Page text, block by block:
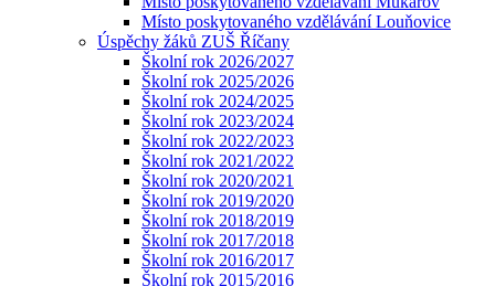
Místo poskytovaného vzdělávání Louňovice
Úspěchy žáků ZUŠ Říčany
Školní rok 2026/2027
Školní rok 2025/2026
Školní rok 2024/2025
Školní rok 2023/2024
Školní rok 2022/2023
Školní rok 2021/2022
Školní rok 2020/2021
Školní rok 2019/2020
Školní rok 2018/2019
Školní rok 2017/2018
Školní rok 2016/2017
Školní rok 2015/2016